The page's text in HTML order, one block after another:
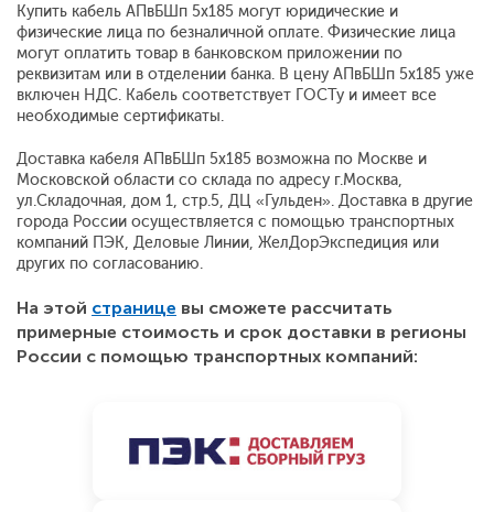
Купить кабель АПвБШп 5x185 могут юридические и
физические лица по безналичной оплате. Физические лица
могут оплатить товар в банковском приложении по
реквизитам или в отделении банка. В цену АПвБШп 5x185 уже
включен НДС. Кабель соответствует ГОСТу и имеет все
необходимые сертификаты.
Доставка кабеля АПвБШп 5x185 возможна по Москве и
Московской области со склада по адресу г.Москва,
ул.Складочная, дом 1, стр.5, ДЦ «Гульден». Доставка в другие
города России осуществляется с помощью транспортных
компаний ПЭК, Деловые Линии, ЖелДорЭкспедиция или
других по согласованию.
На этой странице вы сможете рассчитать
примерные стоимость и срок доставки в регионы
России с помощью транспортных компаний: